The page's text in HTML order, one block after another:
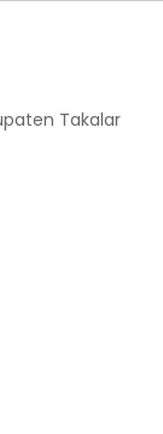
Takalar